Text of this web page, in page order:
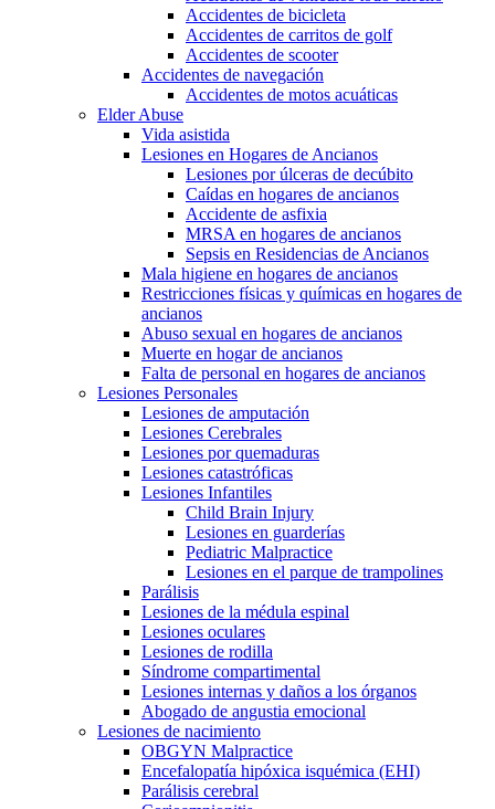
Accidentes de bicicleta
Accidentes de carritos de golf
Accidentes de scooter
Accidentes de navegación
Accidentes de motos acuáticas
Elder Abuse
Vida asistida
Lesiones en Hogares de Ancianos
Lesiones por úlceras de decúbito
Caídas en hogares de ancianos
Accidente de asfixia
MRSA en hogares de ancianos
Sepsis en Residencias de Ancianos
Mala higiene en hogares de ancianos
Restricciones físicas y químicas en hogares de
ancianos
Abuso sexual en hogares de ancianos
Muerte en hogar de ancianos
Falta de personal en hogares de ancianos
Lesiones Personales
Lesiones de amputación
Lesiones Cerebrales
Lesiones por quemaduras
Lesiones catastróficas
Lesiones Infantiles
Child Brain Injury
Lesiones en guarderías
Pediatric Malpractice
Lesiones en el parque de trampolines
Parálisis
Lesiones de la médula espinal
Lesiones oculares
Lesiones de rodilla
Síndrome compartimental
Lesiones internas y daños a los órganos
Abogado de angustia emocional
Lesiones de nacimiento
OBGYN Malpractice
Encefalopatía hipóxica isquémica (EHI)
Parálisis cerebral